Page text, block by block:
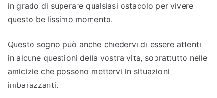
in grado di superare qualsiasi ostacolo per vivere
questo bellissimo momento.
Questo sogno può anche chiedervi di essere attenti
in alcune questioni della vostra vita, soprattutto nelle
amicizie che possono mettervi in situazioni
imbarazzanti.